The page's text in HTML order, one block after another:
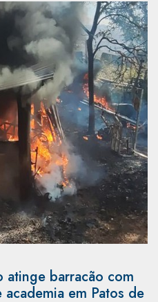
atinge barracão com
em Patos de